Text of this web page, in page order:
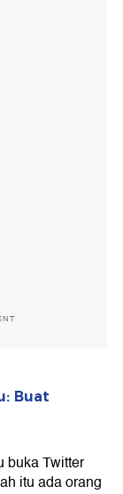
Buat
buka Twitter
itu ada orang